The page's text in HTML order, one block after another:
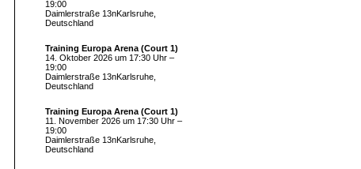
19:00
Daimlerstraße 13nKarlsruhe,
Deutschland
Training Europa Arena (Court 1)
14. Oktober 2026 um 17:30 Uhr –
19:00
Daimlerstraße 13nKarlsruhe,
Deutschland
Training Europa Arena (Court 1)
11. November 2026 um 17:30 Uhr –
19:00
Daimlerstraße 13nKarlsruhe,
Deutschland